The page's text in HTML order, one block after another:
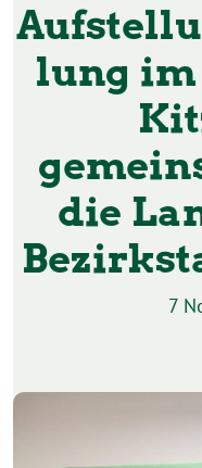
lung
die
7